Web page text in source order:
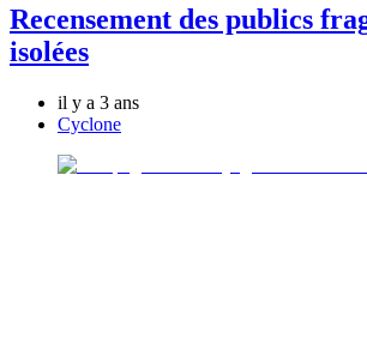
Recensement des publics
isolées
il y a 3 ans
Cyclone